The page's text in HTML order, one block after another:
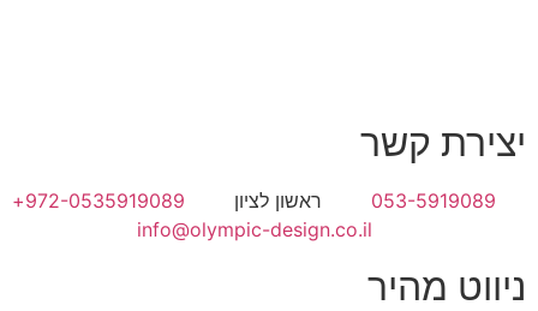
מהיר
קשר
053- ראשון לציון
972-0535919089+
info@olympic-design.co.il